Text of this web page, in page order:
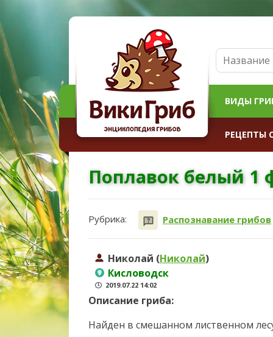
ВИДЫ
РЕЦЕПТЫ
Поплавок белый 1
Рубрика: Распознавание грибов
Николай (Николай)
Кисловодск
2019.07.22 14:02
Описание гриба:
Найден в смешанном лиственном